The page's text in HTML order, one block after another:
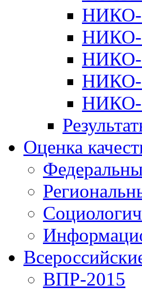
НИКО-
НИКО-
НИКО-
НИКО-
НИКО-
Оценка
ВПР-2015